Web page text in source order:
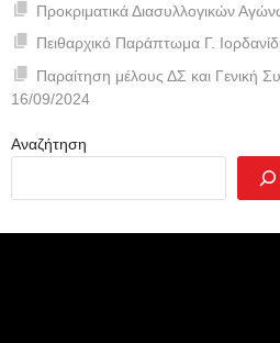
Προκριματικά Διασυλλογικών
Πειθαρχικό Παράπτωμα Γ.
Παραίτηση μέλους ΔΣ και Γενική
16/09/2024
Αναζήτηση